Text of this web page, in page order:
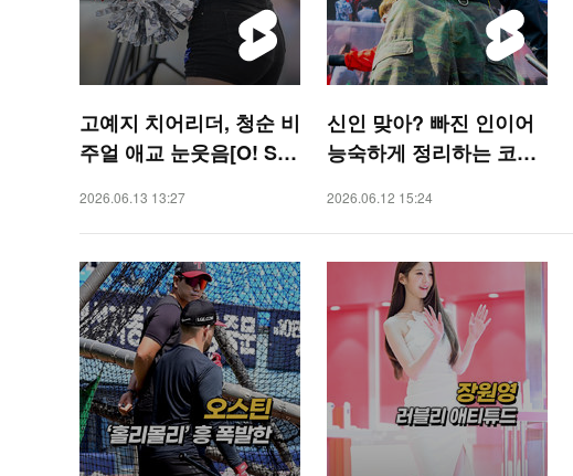
고예지 치어리더, 청순 비
주얼 애교 눈웃음[O! SP
2026.06.13 13:27
신인 맞아? 빠진 인이어
능숙하게 정리하는 코르
폼]
2026.06.12 15:24